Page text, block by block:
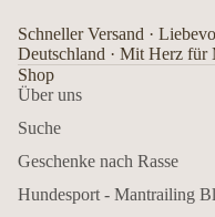
Schneller Versand ·
Deutschland · Mit Herz für
Shop
Über uns
Suche
Geschenke nach Rasse
Hundesport - Mantrailing